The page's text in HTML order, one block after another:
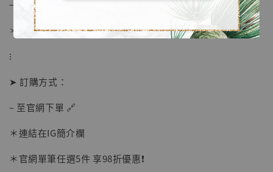
【店內現貨】海賊王 系列蒐藏雕像 布魯克達
摩 [7STARS Studio]
NT$ 1,500
→ 僅供參考, 具體時間等候廠商通知
＊ 若有時間考量, 請至官網現貨區選購
⁝
➤ 訂購方式：
– 至官網下單 🔗
＊連結在IG簡介欄
＊官網單筆任選5件 享98折優惠❗️